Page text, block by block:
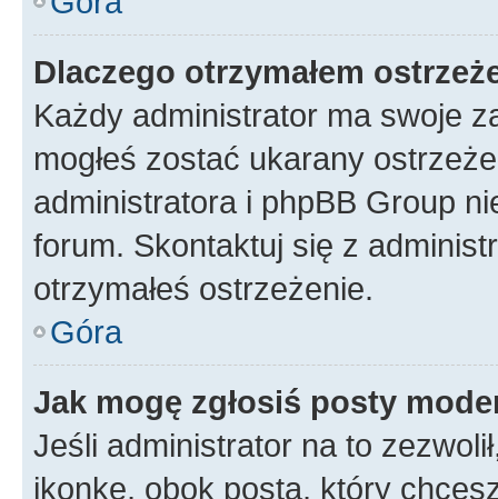
Dlaczego otrzymałem
Każdy administrator ma swoje
mogłeś zostać ukarany
administratora i phpBB Group
forum. Skontaktuj się z
otrzymałeś ostrzeżenie.
Góra
Jak mogę zgłosiś posty
Jeśli administrator na to
ikonkę, obok posta, który